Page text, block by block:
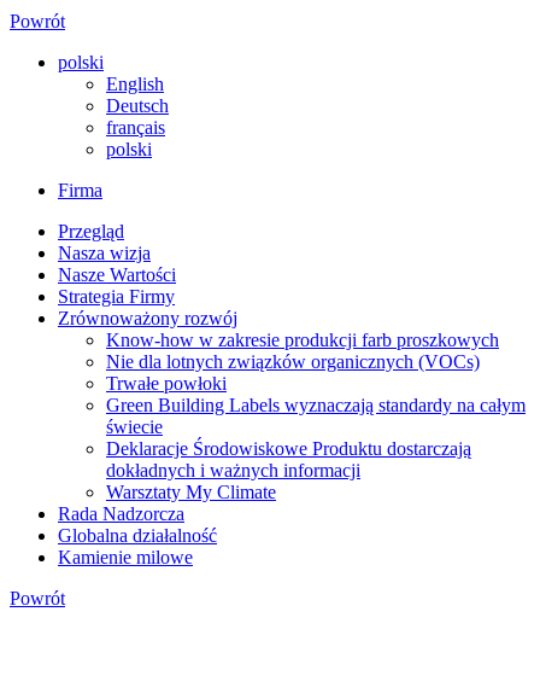
Powrót
polski
English
Deutsch
français
polski
Firma
Przegląd
Nasza wizja
Nasze Wartości
Strategia Firmy
Zrównoważony rozwój
Know-how w zakresie produkcji farb proszkowych
Nie dla lotnych związków organicznych (VOCs)
Trwałe powłoki
Green Building Labels wyznaczają standardy na całym
świecie
Deklaracje Środowiskowe Produktu dostarczają
dokładnych i ważnych informacji
Warsztaty My Climate
Rada Nadzorcza
Globalna działalność
Kamienie milowe
Powrót